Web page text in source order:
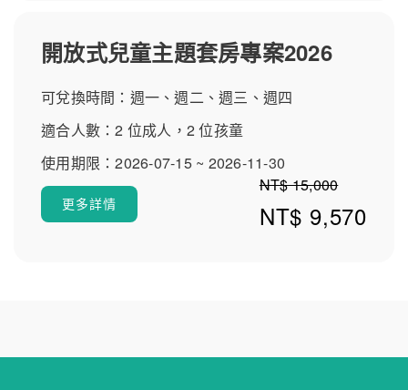
開放式兒童主題套房專案2026
可兌換時間：週一、週二、週三、週四
適合人數：2 位成人，2 位孩童
使用期限：2026-07-15 ~ 2026-11-30
NT$ 15,000
NT$ 9,570
更多詳情